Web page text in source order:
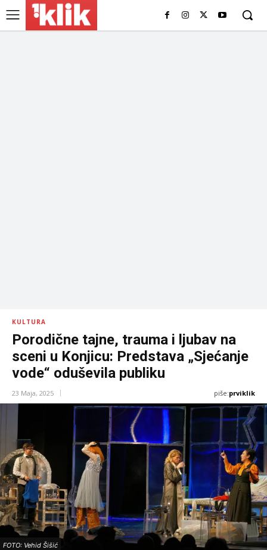
KULTURA
Porodične tajne, trauma i ljubav na
sceni u Konjicu: Predstava „Sjećanje
vode“ oduševila publiku
23 Maja, 2025 piše:prviklik
FOTO: Vehid Šišić